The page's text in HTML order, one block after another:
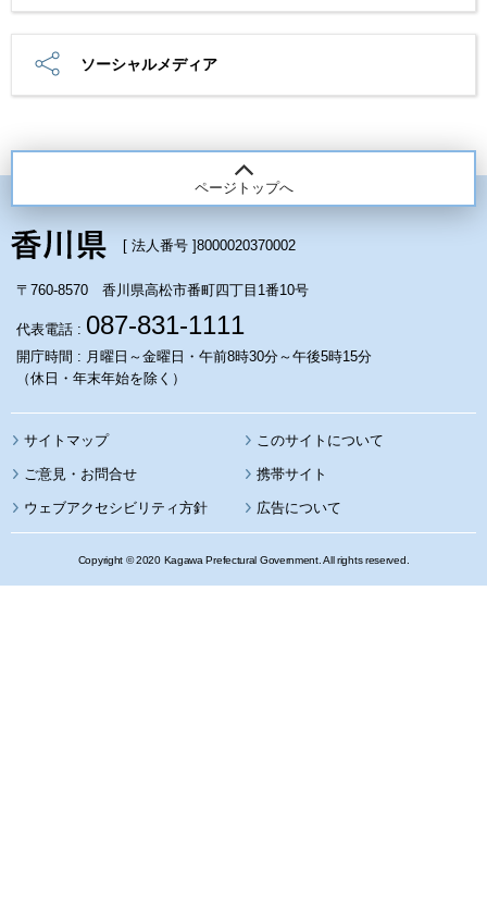
ソーシャルメディア
ページトップへ
[ 法人番号 ]8000020370002
〒760-8570 香川県高松市番町四丁目1番10号
代表電話 : 087-831-1111
開庁時間 : 月曜日～金曜日・午前8時30分～午後5時15分
（休日・年末年始を除く）
サイトマップ このサイトについて
携帯サイト
ウェブアクセシビリティ方針 広告について
Copyright © 2020 Kagawa Prefectural Government. All rights reserved.